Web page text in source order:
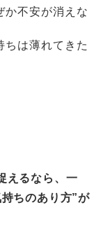
か不安が消えな
ちは薄れてきた
えるなら、一
ちのあり方”が